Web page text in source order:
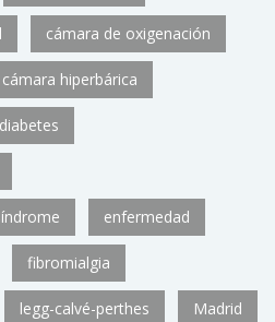
cámara de oxigenación
cámara hiperbárica
diabetes
enfermedad
fibromialgia
legg-calvé-perthes Madrid